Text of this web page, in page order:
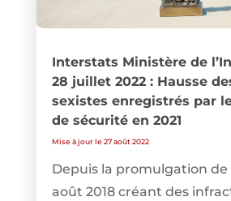
Interstats Ministère de
28 juillet 2022 : Hausse
sexistes enregistrés par
de sécurité en 2021
Mise à jour le 27 août 2022
Depuis la promulgation de
août 2018 créant des